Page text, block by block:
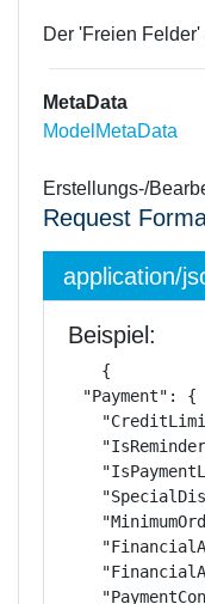
Der 'Freien
MetaData
ModelMetaData
Erstellungs-/
Request
application/
Beispiel:
{
  "Payment": {